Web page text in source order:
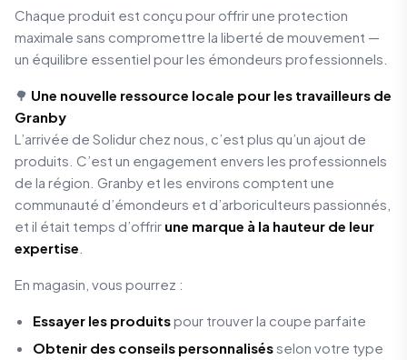
Chaque produit est conçu pour offrir une protection
maximale sans compromettre la liberté de mouvement —
un équilibre essentiel pour les émondeurs professionnels.
🌳 Une nouvelle ressource locale pour les travailleurs de
Granby
L’arrivée de Solidur chez nous, c’est plus qu’un ajout de
produits. C’est un engagement envers les professionnels
de la région. Granby et les environs comptent une
communauté d’émondeurs et d’arboriculteurs passionnés,
et il était temps d’offrir une marque à la hauteur de leur
expertise
En magasin, vous pourrez :
Essayer les produitspour trouver la coupe parfaite
Obtenir des conseils personnalisésselon votre type